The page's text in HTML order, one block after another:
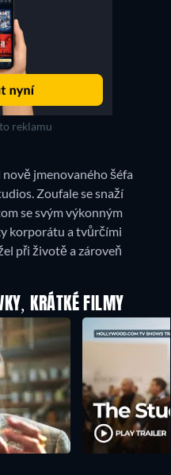
reklamu
nově jmenovaného šéfa
Zoufale se snaží
se svým výkonným
korporátu a tvůrčími
při životě a zároveň
KRÁTKÉ FILMY